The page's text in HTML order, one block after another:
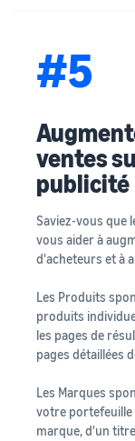
#5
ventes
publicité
Saviez-vous que
vous aider à
d'acheteurs et à
Les Produits
produits
les pages de
pages détaillées
Les Marques
votre portefeuille
marque, d'un